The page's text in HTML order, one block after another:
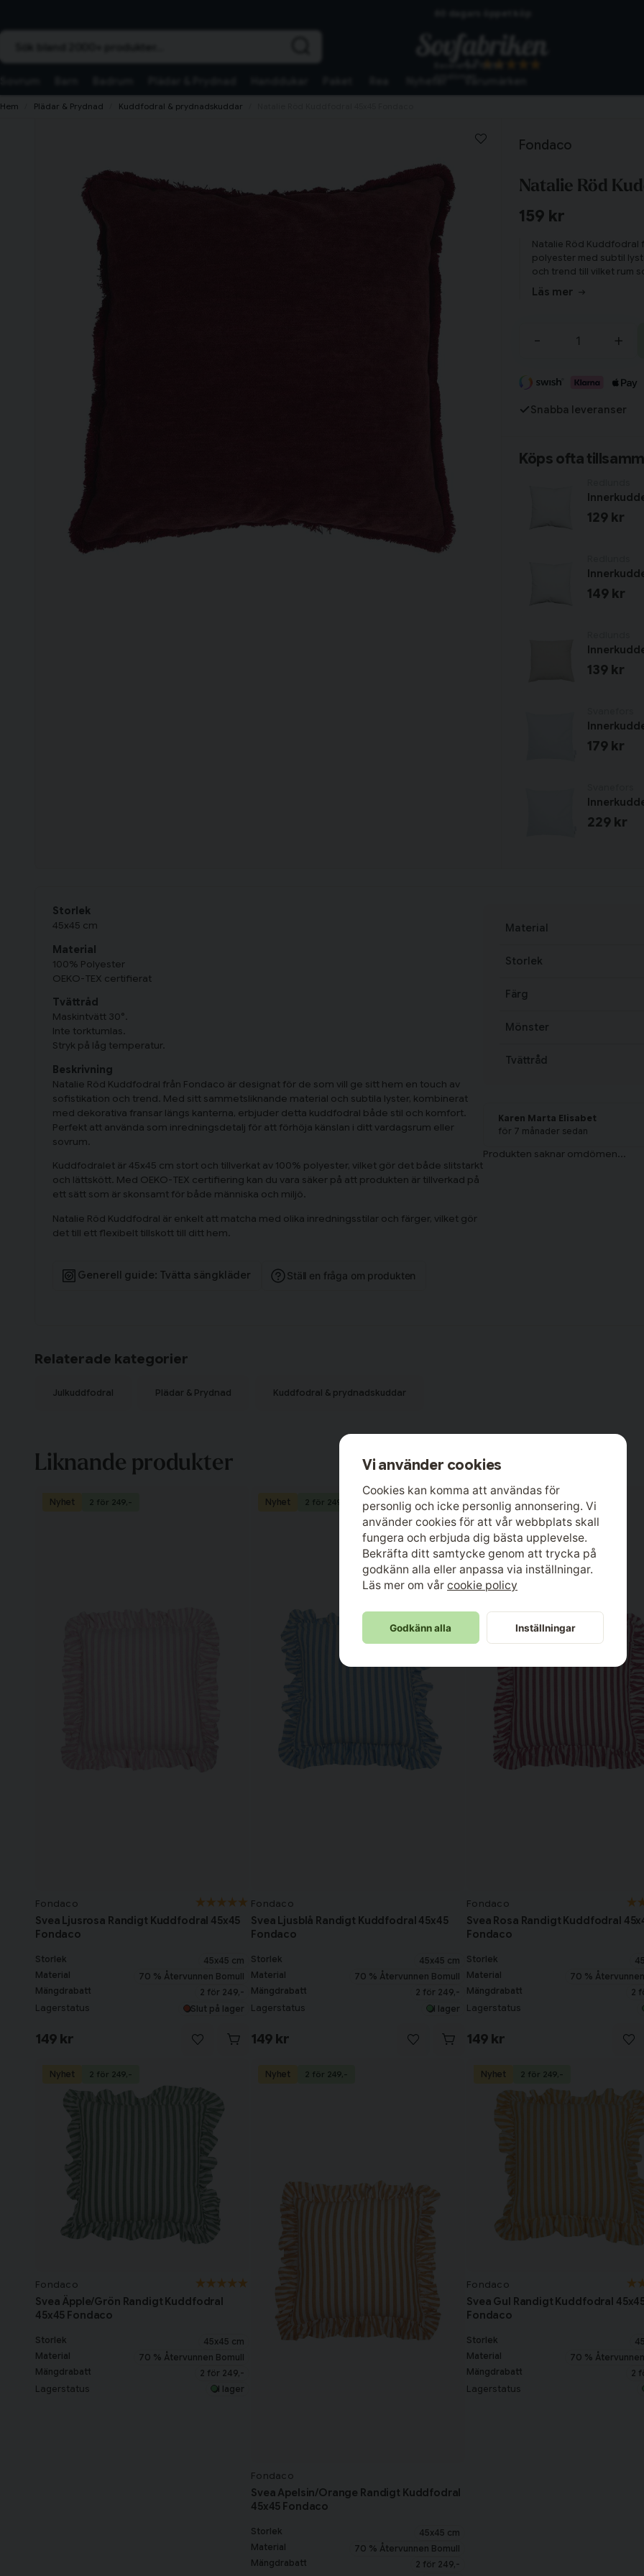
Skickas från lagret i Vinslöv
Snabba leveranser
Hem Plädar & Prydnad Kuddfodral & prydnadskuddar
Fondaco
Natalie Röd
159 kr
Natalie Röd Kuddfodral
polyester med subtil
och trend till vilket rum
Läs mer
- +
Snabba leveranser
Köps ofta
129 kr
149 kr
139 kr
179 kr
229 kr
Storlek
45x45 cm
Material
100% Polyester
OEKO-TEX certifierat
Tvättråd
Maskintvätt 30°.
Inte torktumlas.
Stryk på låg temperatur.
Beskrivning
Natalie Röd Kuddfodral från Fondaco är designat för de som vill ge sitt hem en touch av
sofistikation och trend. Med sitt sammetsliknande material och subtila lyster, kombinerat
med dekorativa fransar längs kanterna, erbjuder detta kuddfodral både stil och komfort.
Perfekt att använda som inredningsdetalj för att förhöja känslan i ditt vardagsrum eller
sovrum.
Kuddfodralet är 45x45 cm stort och tillverkat av 100% polyester, vilket gör det både slitstarkt
och lättskött. Med OEKO-TEX certifiering kan du vara säker på att produkten är tillverkad på
ett sätt som är skonsamt för både människa och miljö.
Natalie Röd Kuddfodral är enkelt att matcha med olika inredningsstilar och färger, vilket gör
det till ett flexibelt tillskott till ditt hem.
Generell guide: Tvätta sängkläder Ställ en fråga om produkten
Material
Storlek
Färg
Mönster
Tvättråd
Karen Marta Elisabet
för 7 månader sedan
Relaterade kategorier
Julkuddfodral Plädar & Prydnad Kuddfodral & prydnadskuddar
Liknande produkter
Fondaco
Svea Ljusrosa Randigt Kuddfodral 45x45
Fondaco
Storlek
45x45 cm
Material
70 % Återvunnen Bomull
Mängdrabatt
2 för 249,-
Lagerstatus Slut på lager
149 kr
Nyhet 2 för 249,-
Fondaco
Svea Ljusblå Randigt Kuddfodral 45x45
Fondaco
Storlek
45x45 cm
Material
70 % Återvunnen Bomull
Mängdrabatt
2 för 249,-
Lagerstatus I lager
149 kr
Nyhet 2 för 249,-
Fondaco
Svea Rosa Randigt Kuddfodral
Fondaco
Storlek
Material
70 %
Mängdrabatt
2
Lagerstatus
149 kr
Nyhet 2 för 249,-
Fondaco
Svea Äpple/Grön Randigt Kuddfodral
45x45 Fondaco
Storlek
45x45 cm
Material
70 % Återvunnen Bomull
Mängdrabatt
2 för 249,-
Lagerstatus I lager
Nyhet 2 för 249,-
Fondaco
Svea Apelsin/Orange Randigt Kuddfodral
45x45 Fondaco
Storlek
45x45 cm
Material
70 % Återvunnen Bomull
Mängdrabatt
2 för 249,-
Nyhet 2 för 249,-
Fondaco
Svea Gul Randigt Kuddfodral
Fondaco
Storlek
Material
70 %
Mängdrabatt
2
Lagerstatus
Nyhet 2 för 249,-
Fortsätt handla
Vi använder cookies
Cookies kan komma att användas för
personlig och icke personlig annonsering. Vi
använder cookies för att vår webbplats skall
fungera och erbjuda dig bästa upplevelse.
Bekräfta ditt samtycke genom att trycka på
godkänn alla eller anpassa via inställningar.
Läs mer om vår cookie policy
Godkänn alla Inställningar